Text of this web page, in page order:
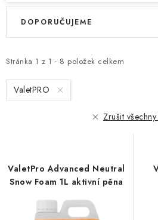
V
i
s
p
u
k
Stránka 1 z 1 - 8 položek celkem
Ř
e
n
í
d
u
DOPORUČUJEME
ValetPRO
Zrušit
ValetPro Advanced Neutral
Snow Foam 1L aktivní pěna